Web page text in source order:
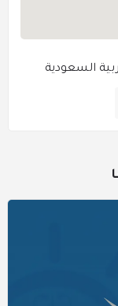
السعودية